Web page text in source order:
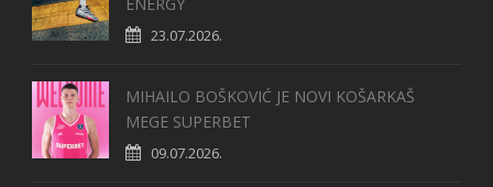
23.07.2026.
MIHAILO BOŠKOVIĆ JE NOVI KOŠARKAŠ
MEGE SUPERBET
09.07.2026.